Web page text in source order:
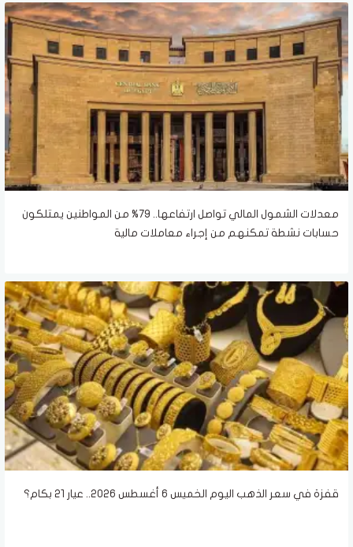
معدلات الشمول المالي تواصل ارتفاعها.. 79% من المواطنين يمتلكون
حسابات نشطة تمكنهم من إجراء معاملات مالية
قفزة في سعر الذهب اليوم الخميس 6 أغسطس 2026.. عيار 21 بكام؟